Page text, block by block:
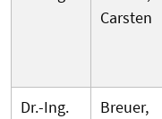
Carsten
Dr.-Ing.
Breuer,